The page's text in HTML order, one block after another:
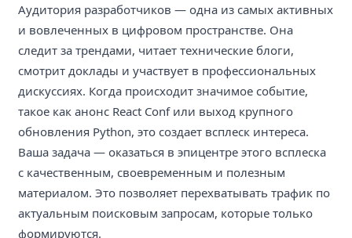
Аудитория разработчиков — одна из самых активных
и вовлеченных в цифровом пространстве. Она
следит за трендами, читает технические блоги,
смотрит доклады и участвует в профессиональных
дискуссиях. Когда происходит значимое событие,
такое как анонс React Conf или выход крупного
обновления Python, это создает всплеск интереса.
Ваша задача — оказаться в эпицентре этого всплеска
с качественным, своевременным и полезным
материалом. Это позволяет перехватывать трафик по
актуальным поисковым запросам, которые только
формируются.